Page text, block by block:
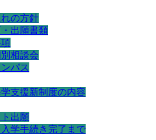
の方針
出願書類
相談会
パス
支援新制度の内容
出願
学手続き完了まで